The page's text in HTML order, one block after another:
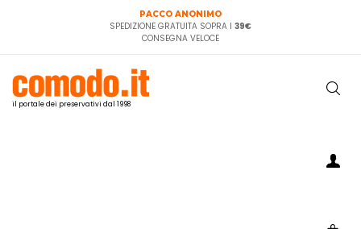
PACCO ANONIMO
SPEDIZIONE GRATUITA SOPRA I 39€
CONSEGNA VELOCE
il portale dei preservativi dal 1998